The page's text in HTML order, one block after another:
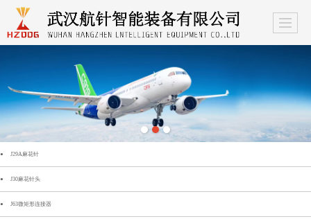
J29A麻花针
J30麻花针头
J63微矩形连接器